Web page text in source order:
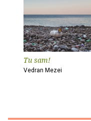
Tu sam!
Vedran Mezei